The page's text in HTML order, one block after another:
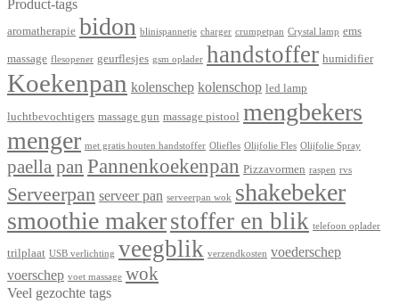
Product-tags
aromatherapie bidon blinispannetje charger crumpetpan Crystal lamp ems
massage flesopener geurflesjes gsm oplader handstoffer humidifier
Koekenpan kolenschep kolenschop led lamp
luchtbevochtigers massage gun massage pistool mengbekers
menger met gratis houten handstoffer Oliefles Olijfolie Fles Olijfolie Spray
paella pan Pannenkoekenpan Pizzavormen raspen rvs
Serveerpan serveer pan serveerpan wok shakebeker
smoothie makerstoffer en blik telefoon oplader
trilplaat USB verlichting veegblik verzendkosten voederschep
voerschep voet massage wok
Veel gezochte tags